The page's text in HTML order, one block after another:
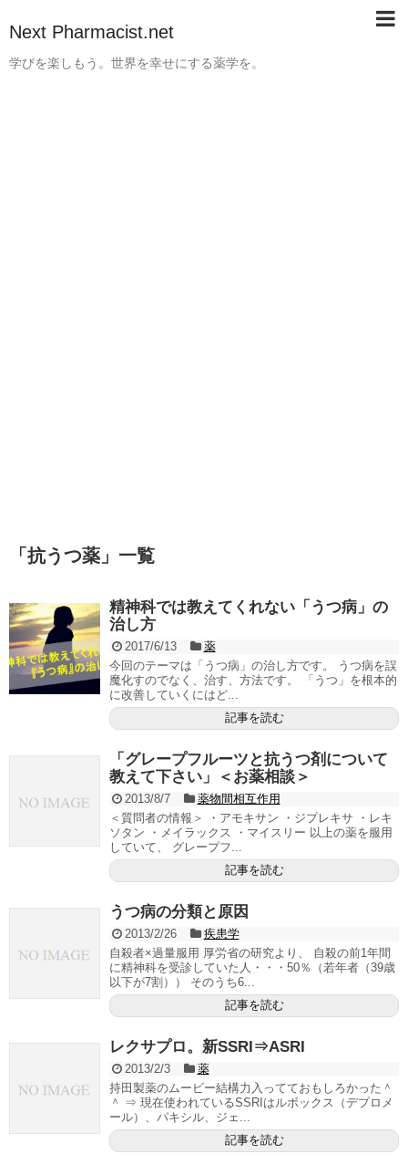
Next Pharmacist.net
学びを楽しもう。世界を幸せにする薬学を。
「 抗うつ薬 」 一覧
精神科では教えてくれない「うつ病」の
治し方
2017/6/13
薬
今回のテーマは「うつ病」の治し方です。 うつ病を誤
魔化すのでなく、治す、方法です。 「うつ」を根本的
に改善していくにはど...
記事を読む
「グレープフルーツと抗うつ剤について
教えて下さい」＜お薬相談＞
2013/8/7
薬物間相互作用
＜質問者の情報＞ ・アモキサン ・ジプレキサ ・レキ
ソタン ・メイラックス ・マイスリー 以上の薬を服用
していて、 グレープフ...
記事を読む
うつ病の分類と原因
2013/2/26
疾患学
自殺者×過量服用 厚労省の研究より、 自殺の前1年間
に精神科を受診していた人・・・50％（若年者（39歳
以下が7割）） そのうち6...
記事を読む
レクサプロ。新SSRI⇒ASRI
2013/2/3
薬
持田製薬のムービー結構力入ってておもしろかった＾
＾ ⇒ 現在使われているSSRIはルボックス（デプロメ
ール）、パキシル、ジェ...
記事を読む